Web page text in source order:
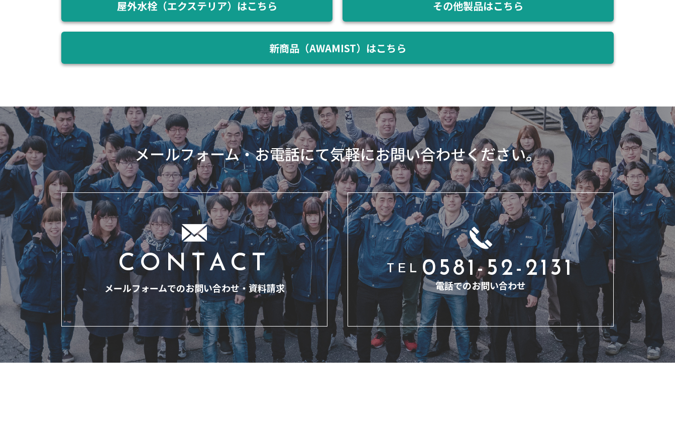
屋外水栓（エクステリア）はこちら その他製品はこちら
新商品（AWAMIST）はこちら
メールフォーム・お電話にて気軽にお問い合わせください。
CONTACT
メールフォームでのお問い合わせ・資料請求
TEL 0581-52-2131
電話でのお問い合わせ